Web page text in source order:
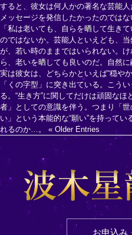
すると、彼女は何人かの著名な芸能
メッセージを発信したかったのでは
「私は老いても、自らを晒して生き
のではないか。芸能人といえども、
が、若い時のままではいられない。
ら、老いを晒しても良いのだ。自然
実は彼女は、どちらかといえば“穏や
「くの字型」に突き出ている。こう
る。“生き方”に関してだけは頑固な
者」としての意識を伴う。つまり「
い」という本能的な“願い”を持って
れるのか…。 « Older Entries
お申込み